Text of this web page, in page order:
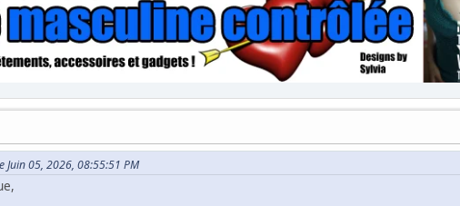
Juin 05, 2026, 08:55:51 PM